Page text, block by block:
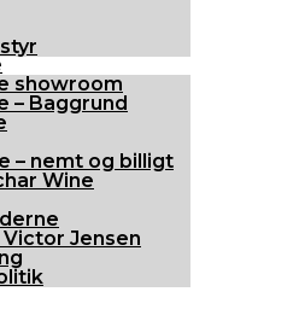
showroom
– Baggrund
– nemt og billigt
Wine
Victor Jensen